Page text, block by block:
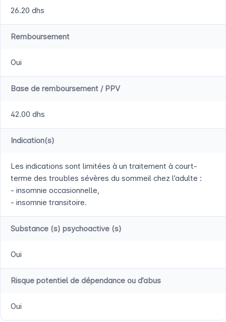
26.20 dhs
Remboursement
Oui
Base de remboursement / PPV
42.00 dhs
Indication(s)
Les indications sont limitées à un traitement à court-
terme des troubles sévères du sommeil chez l’adulte :
- insomnie occasionnelle,
- insomnie transitoire.
Substance (s) psychoactive (s)
Oui
Risque potentiel de dépendance ou d’abus
Oui